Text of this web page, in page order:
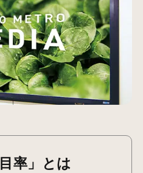
率」とは